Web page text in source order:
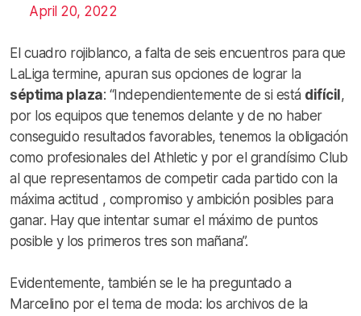
April 20, 2022
El cuadro rojiblanco, a falta de seis encuentros para que
LaLiga termine, apuran sus opciones de lograr la
séptima plaza: “Independientemente de si está difícil ,
por los equipos que tenemos delante y de no haber
conseguido resultados favorables, tenemos la obligación
como profesionales del Athletic y por el grandísimo Club
al que representamos de competir cada partido con la
máxima actitud , compromiso y ambición posibles para
ganar. Hay que intentar sumar el máximo de puntos
posible y los primeros tres son mañana”.
Evidentemente, también se le ha preguntado a
Marcelino por el tema de moda: los archivos de la